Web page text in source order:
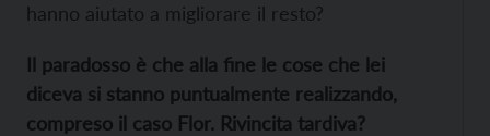
hanno aiutato a migliorare il resto?
Il paradosso è che alla fine le cose che lei
diceva si stanno puntualmente realizzando,
compreso il caso Flor. Rivincita tardiva?